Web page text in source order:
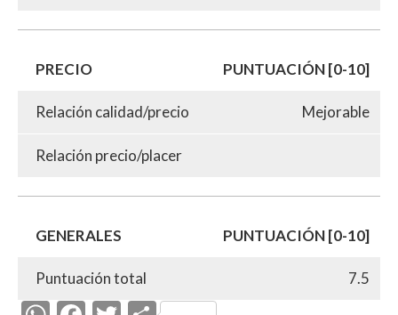
PRECIO PUNTUACIÓN [0-10]
Relación calidad/precio Mejorable
Relación precio/placer
GENERALES PUNTUACIÓN [0-10]
Puntuación total 7.5